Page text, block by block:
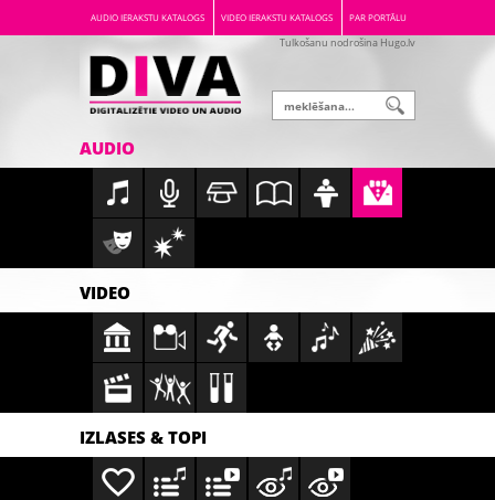
AUDIO IERAKSTU KATALOGS VIDEO IERAKSTU KATALOGS PAR PORTĀLU
Tulkošanu nodrošina Hugo.lv
AUDIO
VIDEO
IZLASES & TOPI